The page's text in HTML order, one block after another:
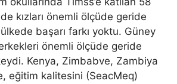
kızları önemli ölçüde geride
ülkede başarı farkı yoktu. Güney
önemli ölçüde geride
Kenya, Zimbabve, Zambiya
eğitim kalitesini (SeacMeq)